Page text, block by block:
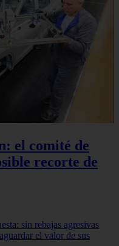
el comité de
recorte de